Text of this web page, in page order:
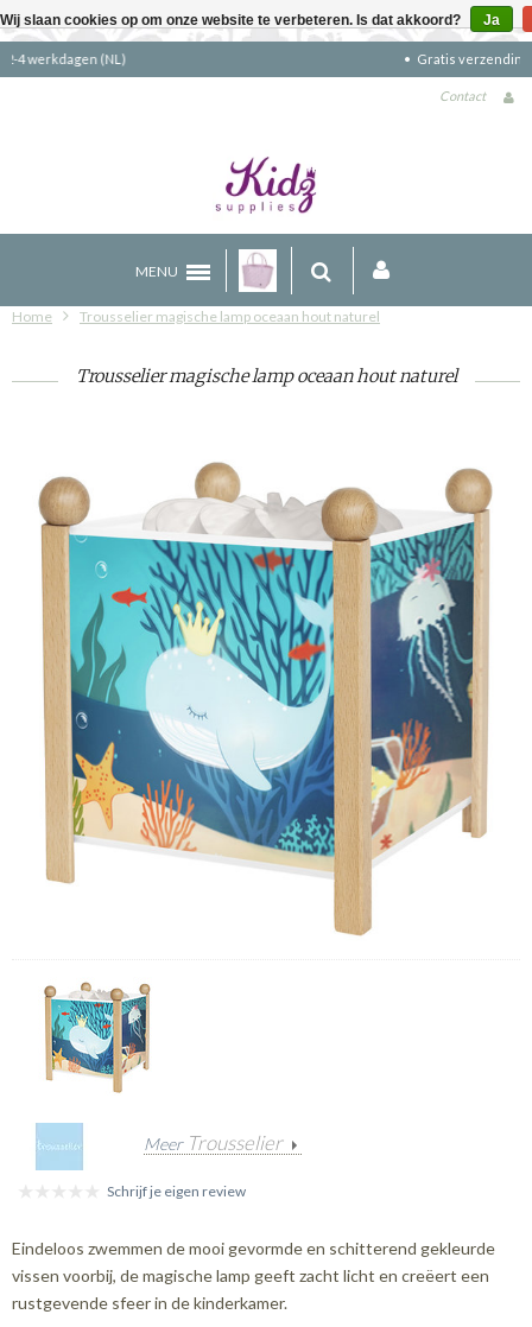
Contact
MENU
Home Trousselier magische lamp oceaan hout naturel
Trousselier magische lamp oceaan hout naturel
Meer Trousselier
Schrijf je eigen review
Eindeloos zwemmen de mooi gevormde en schitterend gekleurde
vissen voorbij, de magische lamp geeft zacht licht en creëert een
rustgevende sfeer in de kinderkamer.
Wij slaan cookies op om onze website te verbeteren. Is dat akkoord? Ja